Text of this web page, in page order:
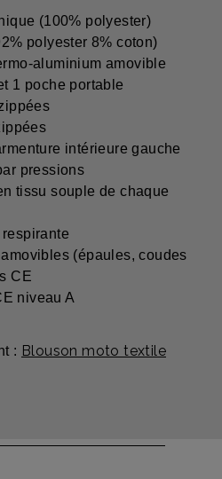
(100% polyester)
polyester 8% coton)
aluminium amovible
1 poche portable
intérieure gauche
pressions
tissu souple de chaque
(épaules, coudes
CE
niveau A
: Blouson moto textile